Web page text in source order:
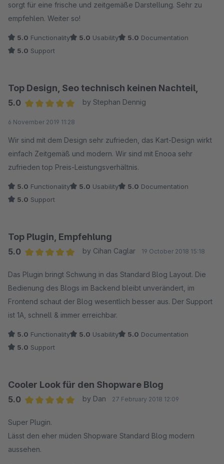
sorgt für eine frische und zeitgemäße Darstellung. Sehr zu
empfehlen. Weiter so!
5.0 Functionality 5.0 Usability 5.0 Documentation
5.0 Support
Top Design, Seo technisch keinen Nachteil,
5.0
by Stephan Dennig
6 November 2019 11:28
Wir sind mit dem Design sehr zufrieden, das Kart-Design wirkt
einfach Zeitgemäß und modern. Wir sind mit Enooa sehr
zufrieden top Preis-Leistungsverhältnis.
5.0 Functionality 5.0 Usability 5.0 Documentation
5.0 Support
Top Plugin, Empfehlung
5.0
by Cihan Caglar 19 October 2018 15:18
Das Plugin bringt Schwung in das Standard Blog Layout. Die
Bedienung des Blogs im Backend bleibt unverändert, im
Frontend schaut der Blog wesentlich besser aus. Der Support
ist 1A, schnell & immer erreichbar.
5.0 Functionality 5.0 Usability 5.0 Documentation
5.0 Support
Cooler Look für den Shopware Blog
5.0
by Dan 27 February 2018 12:09
Super Plugin.
Lässt den eher müden Shopware Standard Blog modern
aussehen.